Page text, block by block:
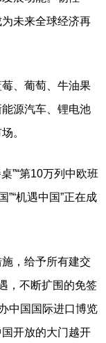
未来全球经济再
、葡萄、牛油果
源汽车、锂电池
。
”“第10万列中欧班
机遇中国”正在成
，给予所有建交
，不断扩围的免签
中国国际进口博览
开放的大门越开